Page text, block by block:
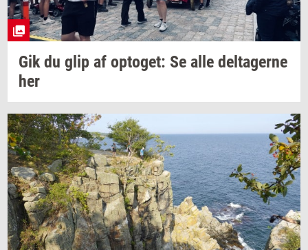
Gik du glip af op­to­get: Se alle del­ta­ger­ne
her